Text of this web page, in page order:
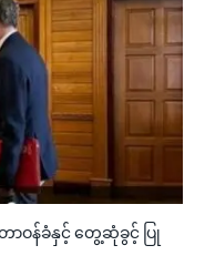
ာဝန်ခံနှင့် တွေ့ဆုံခွင့် ပြု